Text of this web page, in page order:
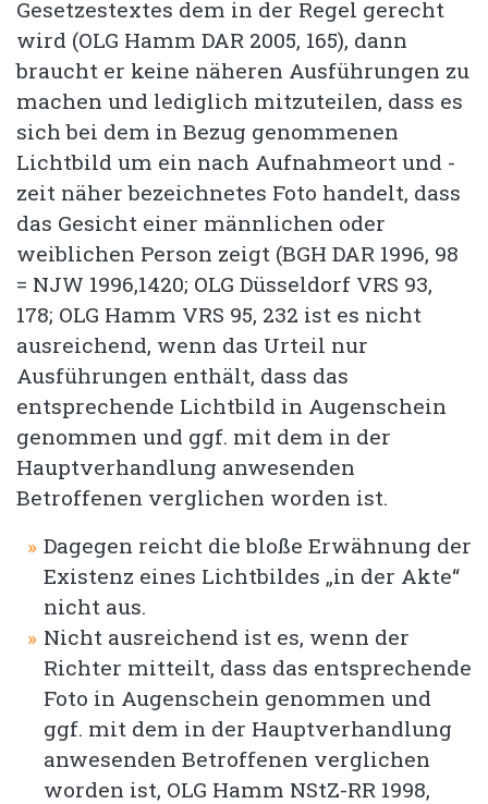
Gesetzestextes dem in der Regel gerecht
wird (OLG Hamm DAR 2005, 165), dann
braucht er keine näheren Ausführungen zu
machen und lediglich mitzuteilen, dass es
sich bei dem in Bezug genommenen
Lichtbild um ein nach Aufnahmeort und -
zeit näher bezeichnetes Foto handelt, dass
das Gesicht einer männlichen oder
weiblichen Person zeigt (BGH DAR 1996, 98
= NJW 1996,1420; OLG Düsseldorf VRS 93,
178; OLG Hamm VRS 95, 232 ist es nicht
ausreichend, wenn das Urteil nur
Ausführungen enthält, dass das
entsprechende Lichtbild in Augenschein
genommen und ggf. mit dem in der
Hauptverhandlung anwesenden
Betroffenen verglichen worden ist.
Dagegen reicht die bloße Erwähnung der
Existenz eines Lichtbildes „in der Akte“
nicht aus.
Nicht ausreichend ist es, wenn der
Richter mitteilt, dass das entsprechende
Foto in Augenschein genommen und
ggf. mit dem in der Hauptverhandlung
anwesenden Betroffenen verglichen
worden ist, OLG Hamm NStZ-RR 1998,